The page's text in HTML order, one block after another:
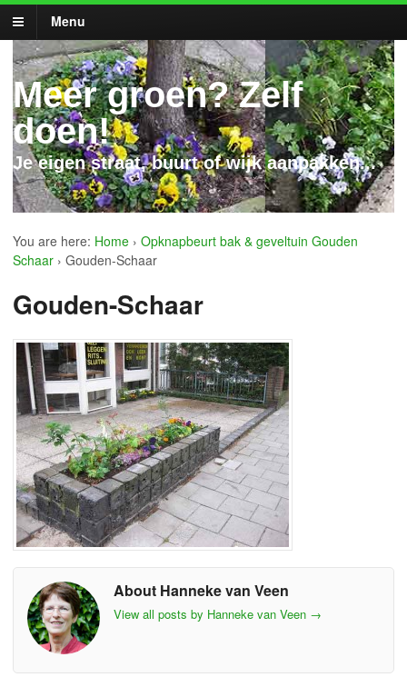
Menu
Meer groen? Zelf
doen!
Je eigen straat, buurt of wijk aanpakken...
You are here: Home › Opknapbeurt bak & geveltuin Gouden
Schaar › Gouden-Schaar
Gouden-Schaar
About Hanneke van Veen
View all posts by Hanneke van Veen →